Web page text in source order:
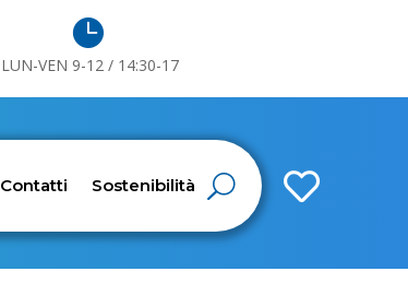

LUN-VEN 9-12 / 14:30-17

Contatti Sostenibilità